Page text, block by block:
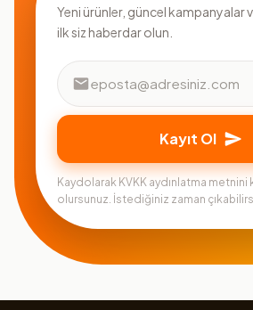
Yeni ürünler, güncel kampanyalar
ilk siz haberdar olun.
Kayıt Ol
Kaydolarak KVKK aydınlatma metnini
olursunuz. İstediğiniz zaman